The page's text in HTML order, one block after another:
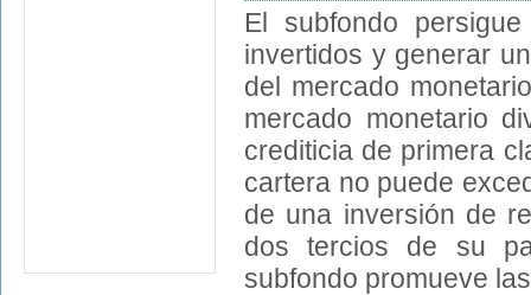
El subfondo
invertidos y generar
del mercado
mercado monetario
crediticia de primera
cartera no puede
de una inversión de
dos tercios de su
subfondo promueve